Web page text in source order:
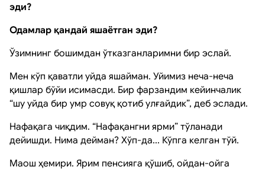
эди?
Одамлар қандай яшаётган эди?
Ўзимнинг бошимдан ўтказганларимни бир эслай.
Мен кўп қаватли уйда яшайман. Уйимиз неча-неча
қишлар бўйи исимасди. Бир фарзандим кейинчалик
“шу уйда бир умр совуқ қотиб улғайдик”, деб эслади.
Нафақага чиқдим. “Нафақангни ярми” тўланади
дейишди. Нима дейман? Хўп-да... Кўпга келган тўй.
Маош ҳемири. Ярим пенсияга қўшиб, ойдан-ойга